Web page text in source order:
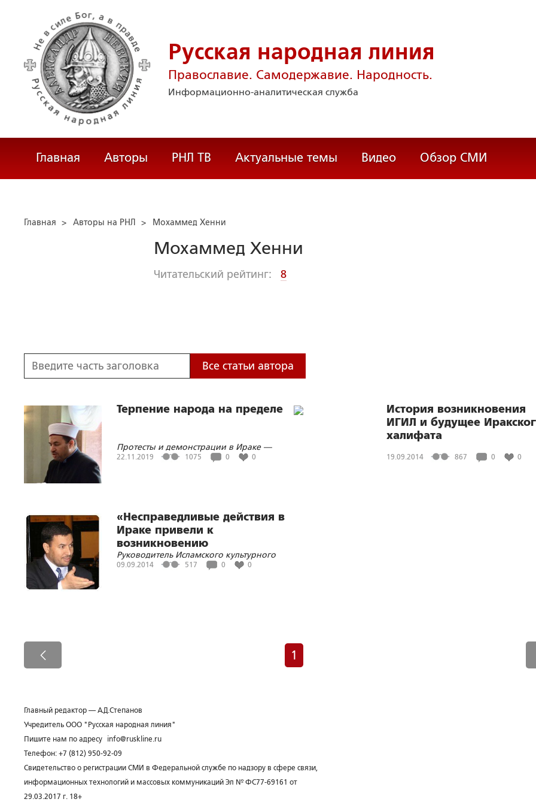
Русская народная линия
Православие. Самодержавие. Народность.
Информационно-аналитическая служба
Главная Авторы РНЛ ТВ Актуальные темы Видео Обзор СМИ
Главная > Авторы на РНЛ > Мохаммед Хенни
Мохаммед Хенни
Читательский рейтинг: 8
Все статьи автора
Терпение народа на пределе
Протесты и демонстрации в Ираке —
революция против Ирана и США
22.11.2019 1075 0 0
История возникновения
ИГИЛ и будущее
халифата
19.09.2014 867 0 0
«Несправедливые действия в
Ираке привели к
возникновению
"Исламского государства"»
Руководитель Исламского культурного
центра в Санкт-Петербурге Мохаммед
09.09.2014 517 0 0
1
Главный редактор — А.Д.Степанов
Учредитель ООО "Русская народная линия"
Пишите нам по адресу
info@ruskline.ru
Телефон: +7 (812) 950-92-09
Свидетельство о регистрации СМИ в Федеральной службе по надзору в сфере связи,
информационных технологий и массовых коммуникаций Эл № ФС77-69161 от
29.03.2017 г. 18+